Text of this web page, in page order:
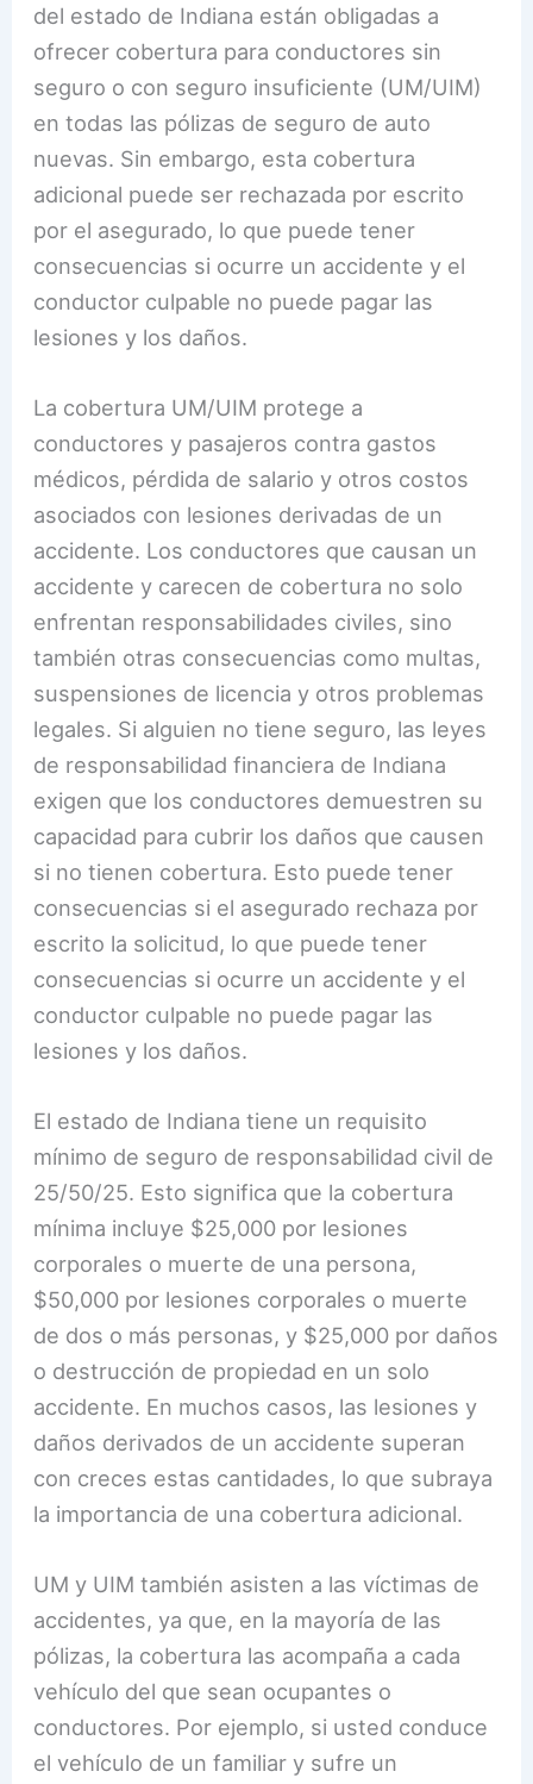
del estado de Indiana están obligadas a
ofrecer cobertura para conductores sin
seguro o con seguro insuficiente (UM/UIM)
en todas las pólizas de seguro de auto
nuevas. Sin embargo, esta cobertura
adicional puede ser rechazada por escrito
por el asegurado, lo que puede tener
consecuencias si ocurre un accidente y el
conductor culpable no puede pagar las
lesiones y los daños.
La cobertura UM/UIM protege a
conductores y pasajeros contra gastos
médicos, pérdida de salario y otros costos
asociados con lesiones derivadas de un
accidente. Los conductores que causan un
accidente y carecen de cobertura no solo
enfrentan responsabilidades civiles, sino
también otras consecuencias como multas,
suspensiones de licencia y otros problemas
legales. Si alguien no tiene seguro, las leyes
de responsabilidad financiera de Indiana
exigen que los conductores demuestren su
capacidad para cubrir los daños que causen
si no tienen cobertura. Esto puede tener
consecuencias si el asegurado rechaza por
escrito la solicitud, lo que puede tener
consecuencias si ocurre un accidente y el
conductor culpable no puede pagar las
lesiones y los daños.
El estado de Indiana tiene un requisito
mínimo de seguro de responsabilidad civil de
25/50/25. Esto significa que la cobertura
mínima incluye $25,000 por lesiones
corporales o muerte de una persona,
$50,000 por lesiones corporales o muerte
de dos o más personas, y $25,000 por daños
o destrucción de propiedad en un solo
accidente. En muchos casos, las lesiones y
daños derivados de un accidente superan
con creces estas cantidades, lo que subraya
la importancia de una cobertura adicional.
UM y UIM también asisten a las víctimas de
accidentes, ya que, en la mayoría de las
pólizas, la cobertura las acompaña a cada
vehículo del que sean ocupantes o
conductores. Por ejemplo, si usted conduce
el vehículo de un familiar y sufre un